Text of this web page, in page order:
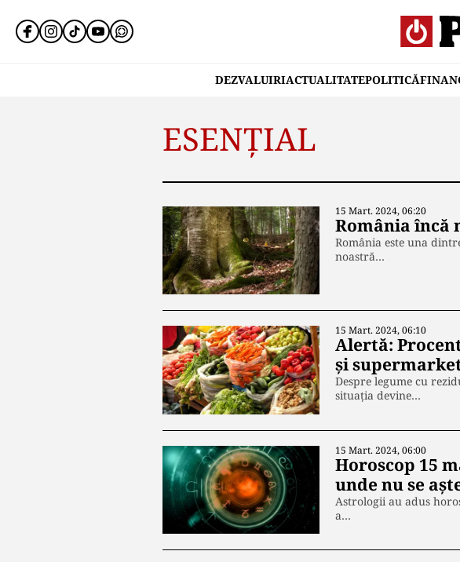
DEZVALUIRIACTUALITATEPOLITICĂ
ESENȚIAL
15 Mart. 2024, 06:20
România încă
România este una
noastră…
15 Mart. 2024, 06:10
Alertă:
și
Despre legume cu
situația devine…
15 Mart. 2024, 06:00
Horoscop 15
unde nu se
Astrologii au adus
a…